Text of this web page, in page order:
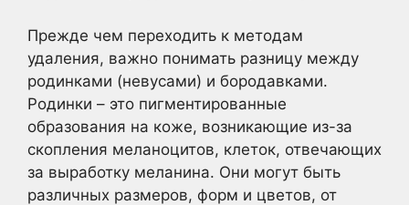
Прежде чем переходить к методам
удаления, важно понимать разницу между
родинками (невусами) и бородавками.
Родинки – это пигментированные
образования на коже, возникающие из-за
скопления меланоцитов, клеток, отвечающих
за выработку меланина. Они могут быть
различных размеров, форм и цветов, от